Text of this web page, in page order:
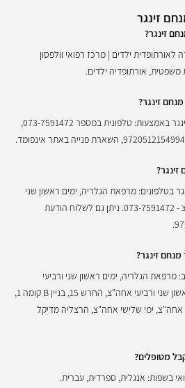
זינגר
זינגר?
ילדים | מרכז רפואי וולפסון
אורתופדיה ילדים.
זינגר?
ניתן לקבוע תור אצל ד"ר מנחם זינגר באמצעות: טלפונית במספר 073-7591472,
בטלפונים: מרפאת הגלריה, ימים ראשון שני
ורביעי אחה"צ / ימי שלישי אחה"צ - 073-7591472. ניתן גם לשלוח הודעת
זינגר?
הגלריה, ימים ראשון שני ורביעי
אחה"צ, מרפאת הגלריה, ימים ראשון שני ורביעי אחה"צ, החרש 15, בניין B קומה 1,
אחה"צ, ימי שלישי אחה"צ, הרצליה מדיקל
מטופלים?
בשפות: אנגלית, ספרדית, עברית.